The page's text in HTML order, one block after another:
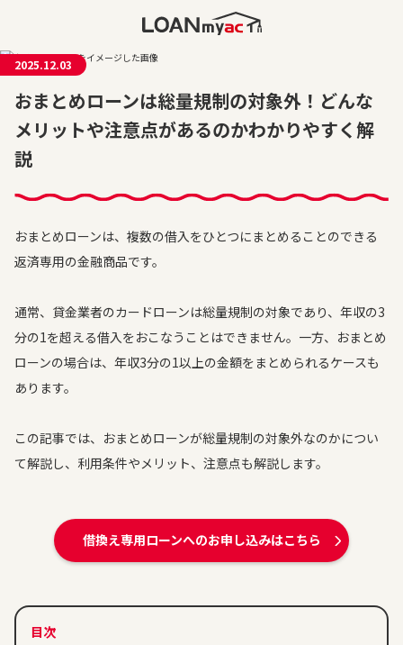
2025.12.03
おまとめローンは総量規制の対象外！どんな
メリットや注意点があるのかわかりやすく解
説
おまとめローンは、複数の借入をひとつにまとめることのできる
返済専用の金融商品です。
通常、貸金業者のカードローンは総量規制の対象であり、年収の3
分の1を超える借入をおこなうことはできません。一方、おまとめ
ローンの場合は、年収3分の1以上の金額をまとめられるケースも
あります。
この記事では、おまとめローンが総量規制の対象外なのかについ
て解説し、利用条件やメリット、注意点も解説します。
借換え専用ローンへのお申し込みはこちら